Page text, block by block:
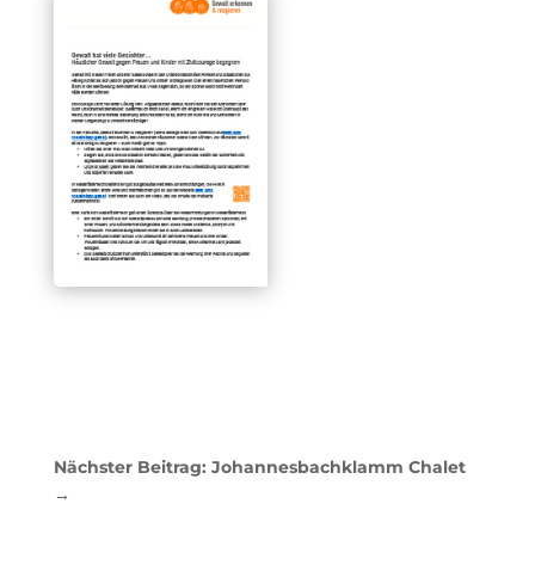
Nächster Beitrag: Johannesbachklamm Chalet
→